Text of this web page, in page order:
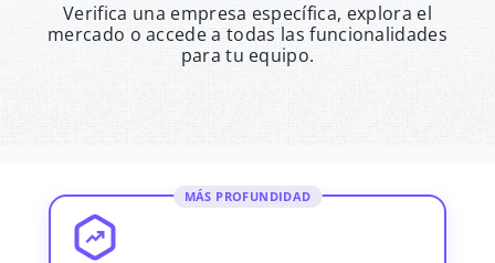
Verifica una empresa específica, explora el
mercado o accede a todas las funcionalidades
para tu equipo.
MÁS PROFUNDIDAD